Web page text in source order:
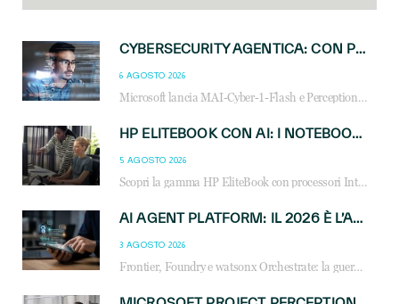
CYBERSECURITY AGENTICA: CON PERCEPTION E MAI-CYBER-1-FLASH MICROSOFT APRE NUOVI SERVIZI PER IL CANALE
6 AGOSTO 2026
Microsoft lancia MAI-Cyber-1-Flash e Perception: cybersecurity agentica in preview dal 3 novembre. Cosa cambia per MSP, system integrator e reseller.
HP ELITEBOOK CON AI: I NOTEBOOK BUSINESS INTELLIGENTI CHE TRASFORMANO PRODUTTIVITÀ, SICUREZZA E LAVORO IBRIDO
5 AGOSTO 2026
Scopri la gamma HP EliteBook con processori Intel® Core™ Ultra e AMD Ryzen™ AI. Notebook business progettati per aumentare la produttività, migliorare la collaborazione e garantire sicurezza avanzata in ufficio e in mobilità.
AI AGENT PLATFORM: IL 2026 È L’ANNO DEL «SISTEMA OPERATIVO» PER GLI AGENTI AZIENDALI
3 AGOSTO 2026
Frontier, Foundry e watsonx Orchestrate: la guerra delle piattaforme AI agent ridisegna il mercato IT. Cosa cambia per reseller, MSP e system integrator.